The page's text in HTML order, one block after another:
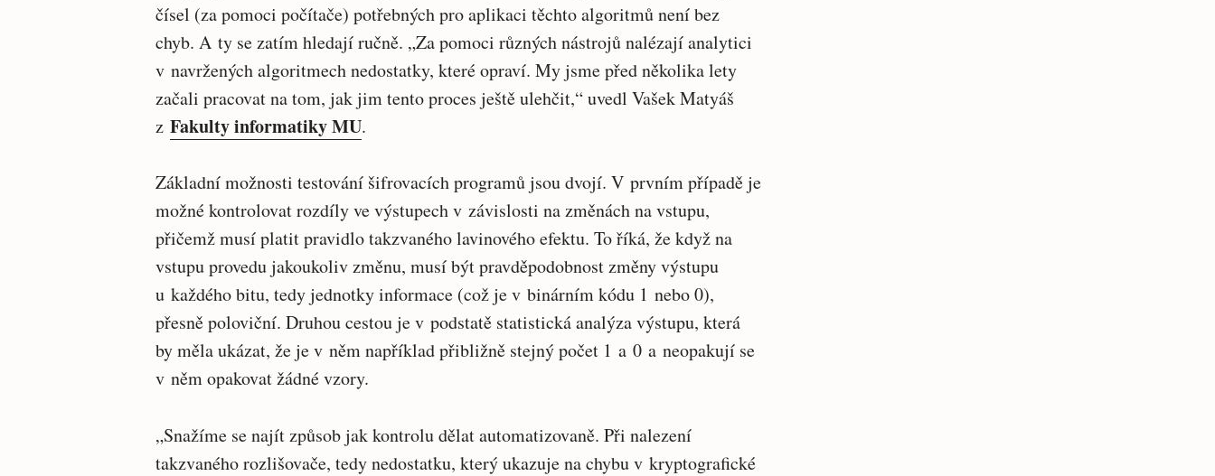
čísel (za pomoci počítače) potřebných pro aplikaci těchto algoritmů není bez
chyb. A ty se zatím hledají ručně. „Za pomoci různých nástrojů nalézají analytici
v navržených algoritmech nedostatky, které opraví. My jsme před několika lety
začali pracovat na tom, jak jim tento proces ještě ulehčit,“ uvedl Vašek Matyáš
z Fakulty informatiky MU.
Základní možnosti testování šifrovacích programů jsou dvojí. V prvním případě je
možné kontrolovat rozdíly ve výstupech v závislosti na změnách na vstupu,
přičemž musí platit pravidlo takzvaného lavinového efektu. To říká, že když na
vstupu provedu jakoukoliv změnu, musí být pravděpodobnost změny výstupu
u každého bitu, tedy jednotky informace (což je v binárním kódu 1 nebo 0),
přesně poloviční. Druhou cestou je v podstatě statistická analýza výstupu, která
by měla ukázat, že je v něm například přibližně stejný počet 1 a 0 a neopakují se
v něm opakovat žádné vzory.
„Snažíme se najít způsob jak kontrolu dělat automatizovaně. Při nalezení
takzvaného rozlišovače, tedy nedostatku, který ukazuje na chybu v kryptografické